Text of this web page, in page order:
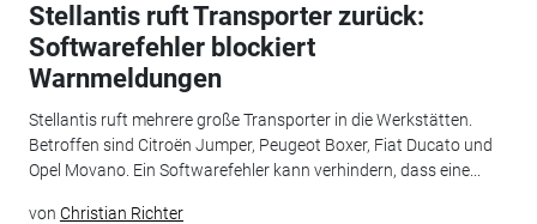
Stellantis ruft Transporter zurück:
Softwarefehler blockiert
Warnmeldungen
Stellantis ruft mehrere große Transporter in die Werkstätten.
Betroffen sind Citroën Jumper, Peugeot Boxer, Fiat Ducato und
Opel Movano. Ein Softwarefehler kann verhindern, dass eine...
von Christian Richter